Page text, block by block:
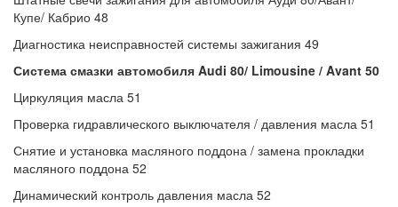
Купе/ Кабрио 48
Диагностика неисправностей системы зажигания 49
Система смазки автомобиля Audi 80/ Limousine / Avant 50
Циркуляция масла 51
Проверка гидравлического выключателя / давления масла 51
Снятие и установка масляного поддона / замена прокладки
масляного поддона 52
Динамический контроль давления масла 52